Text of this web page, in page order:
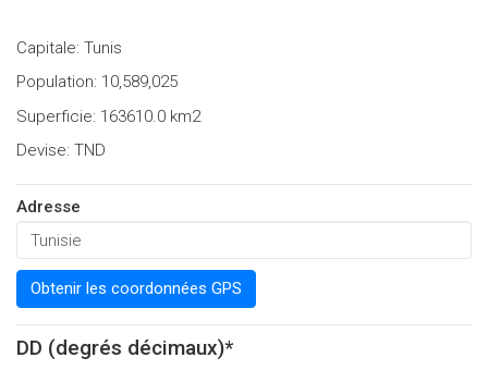
Capitale: Tunis
Population: 10,589,025
Superficie: 163610.0 km2
Devise: TND
Adresse
Obtenir les coordonnées GPS
DD (degrés décimaux)*